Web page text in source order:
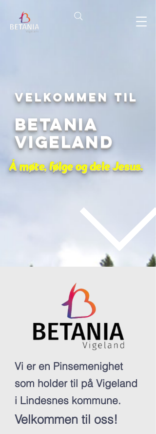
Velkommen til
Betania
Vigeland
Å møte, følge og dele Jesus.
Vi er en Pinsemenighet
som holder til på Vigeland
i Lindesnes kommune.
Velkommen til oss!